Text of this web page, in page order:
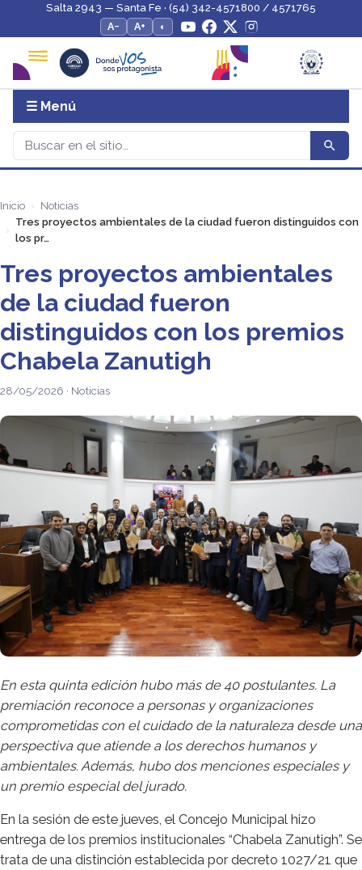
Salta 2943 — Santa Fe · (54) 342-4571800 / 4571765
A−
A+ ◐
☰ Menú
Inicio
Noticias
Tres proyectos ambientales de la ciudad fueron distinguidos con
los pr…
Tres proyectos ambientales
de la ciudad fueron
distinguidos con los premios
Chabela Zanutigh
28/05/2026 · Noticias
En esta quinta edición hubo más de 40 postulantes. La
premiación reconoce a personas y organizaciones
comprometidas con el cuidado de la naturaleza desde una
perspectiva que atiende a los derechos humanos y
ambientales. Además, hubo dos menciones especiales y
un premio especial del jurado.
En la sesión de este jueves, el Concejo Municipal hizo
entrega de los premios institucionales “Chabela Zanutigh”. Se
trata de una distinción establecida por decreto 1027/21 que